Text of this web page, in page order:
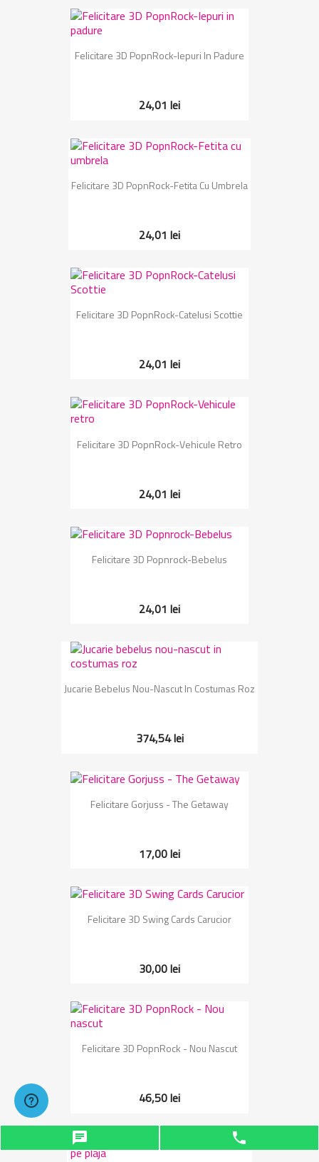
Felicitare 3D PopnRock-Iepuri In Padure
24,01 lei
Felicitare 3D PopnRock-Fetita Cu Umbrela
24,01 lei
Felicitare 3D PopnRock-Catelusi Scottie
24,01 lei
Felicitare 3D PopnRock-Vehicule Retro
24,01 lei
Felicitare 3D Popnrock-Bebelus
24,01 lei
Jucarie Bebelus Nou-Nascut In Costumas Roz
374,54 lei
Felicitare Gorjuss - The Getaway
17,00 lei
Felicitare 3D Swing Cards Carucior
30,00 lei
Felicitare 3D PopnRock - Nou Nascut
46,50 lei
chat phone